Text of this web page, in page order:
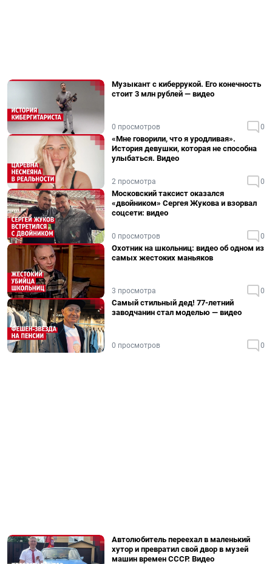
Музыкант с киберрукой. Его конечность
стоит 3 млн рублей — видео
0 просмотров 0
«Мне говорили, что я уродливая».
История девушки, которая не способна
улыбаться. Видео
2 просмотра 0
Московский таксист оказался
«двойником» Сергея Жукова и взорвал
соцсети: видео
0 просмотров 0
Охотник на школьниц: видео об одном из
самых жестоких маньяков
3 просмотра 0
Самый стильный дед! 77-летний
заводчанин стал моделью — видео
0 просмотров 0
Автолюбитель переехал в маленький
хутор и превратил свой двор в музей
машин времен СССР. Видео